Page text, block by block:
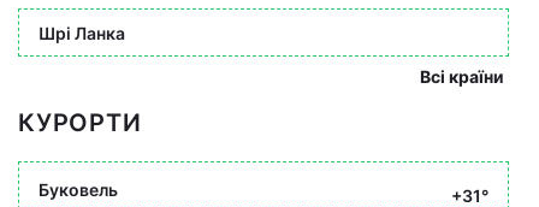
Шрі Ланка
Всі країни
КУРОРТИ
Буковель +31°